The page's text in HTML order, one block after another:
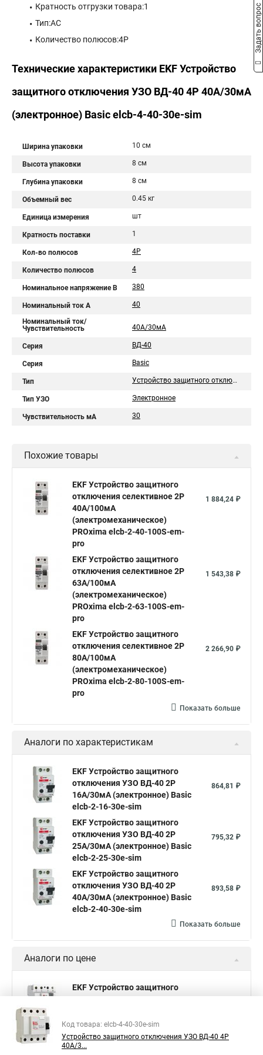
Кратность отгрузки товара:1
Тип:AC
Количество полюсов:4P
Технические характеристики EKF Устройство
защитного отключения УЗО ВД-40 4P 40А/30мА
(электронное) Basic elcb-4-40-30e-sim
Ширина упаковки 10 см
Высота упаковки 8 см
Глубина упаковки 8 см
Объемный вес 0.45 кг
Единица измерения шт
Кратность поставки 1
Кол-во полюсов 4P
Количество полюсов 4
Номинальное напряжение В 380
Номинальный ток A 40
Номинальный ток/
Чувствительность
40А/30мА
Серия ВД-40
Серия Basic
Тип Устройство защитного отключения
Тип УЗО Электронное
Чувствительность мА 30
Похожие товары
EKF Устройство защитного
отключения селективное 2P
40А/100мА
(электромеханическое)
PROxima elcb-2-40-100S-em-
pro
1 884,24 ₽
EKF Устройство защитного
отключения селективное 2P
63А/100мА
(электромеханическое)
PROxima elcb-2-63-100S-em-
pro
1 543,38 ₽
EKF Устройство защитного
отключения селективное 2P
80А/100мА
(электромеханическое)
PROxima elcb-2-80-100S-em-
pro
2 266,90 ₽
Показать больше
Аналоги по характеристикам
EKF Устройство защитного
отключения УЗО ВД-40 2P
16А/30мА (электронное) Basic
elcb-2-16-30e-sim
864,81 ₽
EKF Устройство защитного
отключения УЗО ВД-40 2P
25А/30мА (электронное) Basic
elcb-2-25-30e-sim
795,32 ₽
EKF Устройство защитного
отключения УЗО ВД-40 2P
40А/30мА (электронное) Basic
elcb-2-40-30e-sim
893,58 ₽
Показать больше
Аналоги по цене
EKF Устройство защитного
elcb-4-63-30e-sim
EKF Устройство защитного
отключения УЗО ВД-40 2P
Код товара: elcb-4-40-30e-sim
Устройство защитного отключения УЗО ВД-40 4P
40А/3...
Задать вопрос